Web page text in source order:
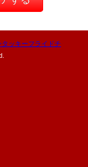
ッキーフライドチ